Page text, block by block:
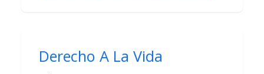
Derecho A La Vida